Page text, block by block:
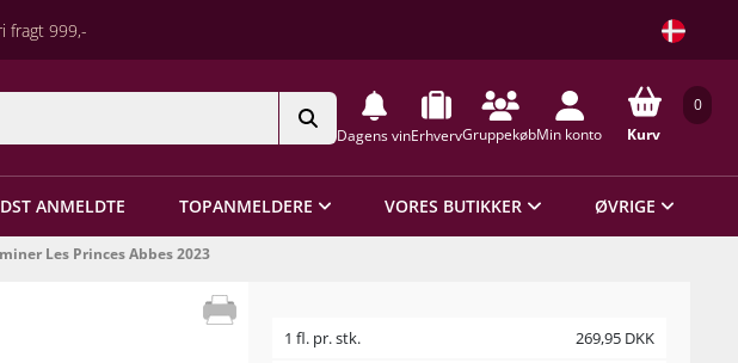
fragt 999,-
Dagens vinErhvervGruppekøbMin konto
0
Kurv
ANMELDTE TOPANMELDERE VORES BUTIKKER ØVRIGE
Les Princes Abbes 2023
1 fl. pr. stk. 269,95 DKK